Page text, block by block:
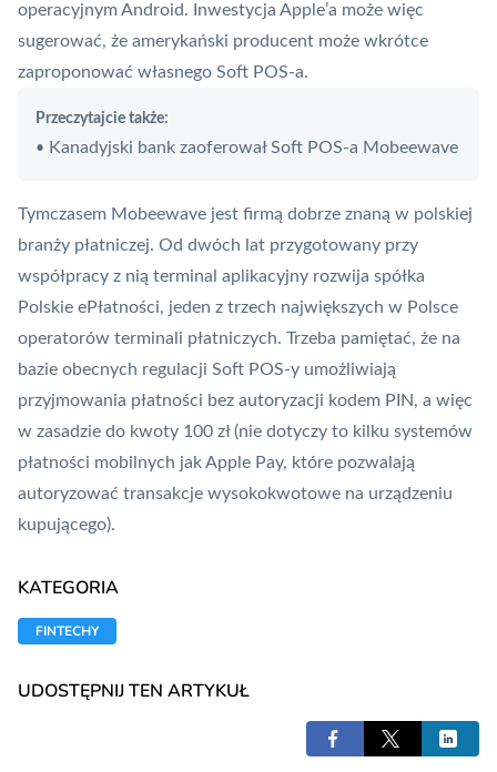
operacyjnym Android. Inwestycja Apple’a może więc
sugerować, że amerykański producent może wkrótce
zaproponować własnego Soft POS-a.
Przeczytajcie także:
• Kanadyjski bank zaoferował Soft POS-a Mobeewave
Tymczasem Mobeewave jest firmą dobrze znaną w polskiej
branży płatniczej. Od dwóch lat przygotowany przy
współpracy z nią terminal aplikacyjny rozwija spółka
Polskie ePłatności, jeden z trzech największych w Polsce
operatorów terminali płatniczych. Trzeba pamiętać, że na
bazie obecnych regulacji Soft POS-y umożliwiają
przyjmowania płatności bez autoryzacji kodem PIN, a więc
w zasadzie do kwoty 100 zł (nie dotyczy to kilku systemów
płatności mobilnych jakApple Pay, które pozwalają
autoryzować transakcje wysokokwotowe na urządzeniu
kupującego).
KATEGORIA
FINTECHY
UDOSTĘPNIJ TEN ARTYKUŁ